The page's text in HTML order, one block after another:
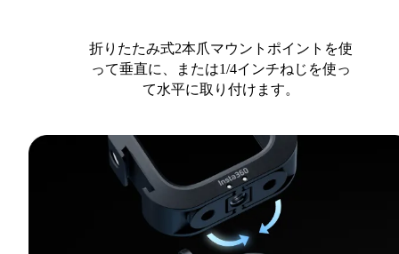
折りたたみ式2本爪マウントポイントを使
って垂直に、または1/4インチねじを使っ
て水平に取り付けます。